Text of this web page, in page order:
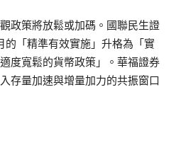
政策將放鬆或加碼。國聯民生證
的「精準有效實施」升格為「實
度寬鬆的貨幣政策」。華福證券
存量加速與增量加力的共振窗口